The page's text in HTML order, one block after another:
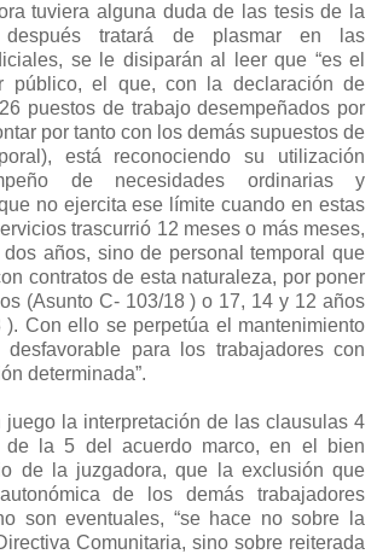
tuviera alguna duda de las tesis de la
después tratará de plasmar en las
se le disiparán al leer que “es el
público, el que, con la declaración de
puestos de trabajo desempeñados por
por tanto con los demás supuestos de
está reconociendo su utilización
de necesidades ordinarias y
no ejercita ese límite cuando en estas
trascurrió 12 meses o más meses,
años, sino de personal temporal que
contratos de esta naturaleza, por poner
(Asunto C- 103/18 ) o 17, 14 y 12 años
). Con ello se perpetúa el mantenimiento
para los trabajadores con
determinada”.
juego la interpretación de las clausulas 4
de la 5 del acuerdo marco, en el bien
de la juzgadora, que la exclusión que
de los demás trabajadores
son eventuales, “se hace no sobre la
Comunitaria, sino sobre reiterada